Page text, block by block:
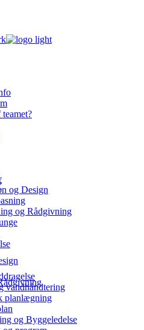
og Design
og Rådgivning
vandhåndtering
planlægning
og Byggeledelse